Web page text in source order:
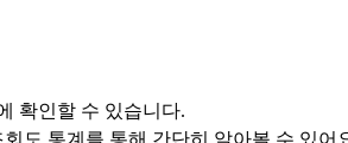
확인할 수 있습니다.